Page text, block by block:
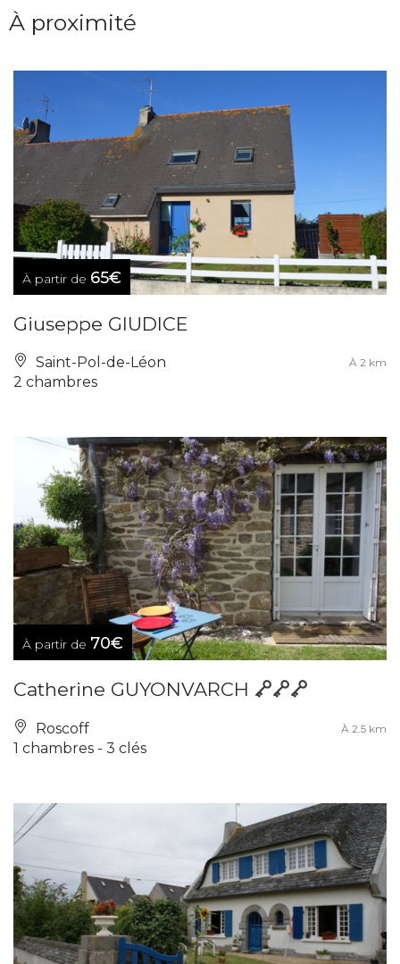
À proximité
À partir de 65€
Giuseppe GIUDICE
Saint-Pol-de-Léon À 2 km
2 chambres
À partir de 70€
Catherine GUYONVARCH
Roscoff À 2.5 km
1 chambres - 3 clés